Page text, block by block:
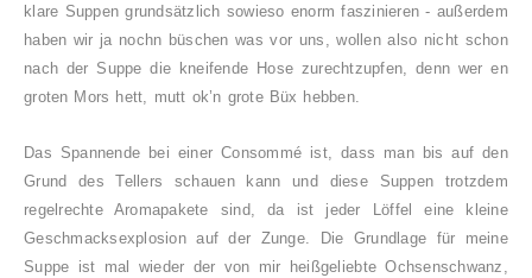
klare Suppen grundsätzlich sowieso enorm faszinieren - außerdem
haben wir ja nochn büschen was vor uns, wollen also nicht schon
nach der Suppe die kneifende Hose zurechtzupfen, denn wer en
groten Mors hett, mutt ok’n grote Büx hebben.
Das Spannende bei einer Consommé ist, dass man bis auf den
Grund des Tellers schauen kann und diese Suppen trotzdem
regelrechte Aromapakete sind, da ist jeder Löffel eine kleine
Geschmacksexplosion auf der Zunge. Die Grundlage für meine
Suppe ist mal wieder der von mir heißgeliebte Ochsenschwanz,